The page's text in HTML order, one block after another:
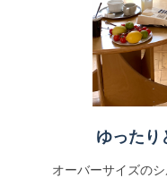
ゆったり
オーバーサイズの